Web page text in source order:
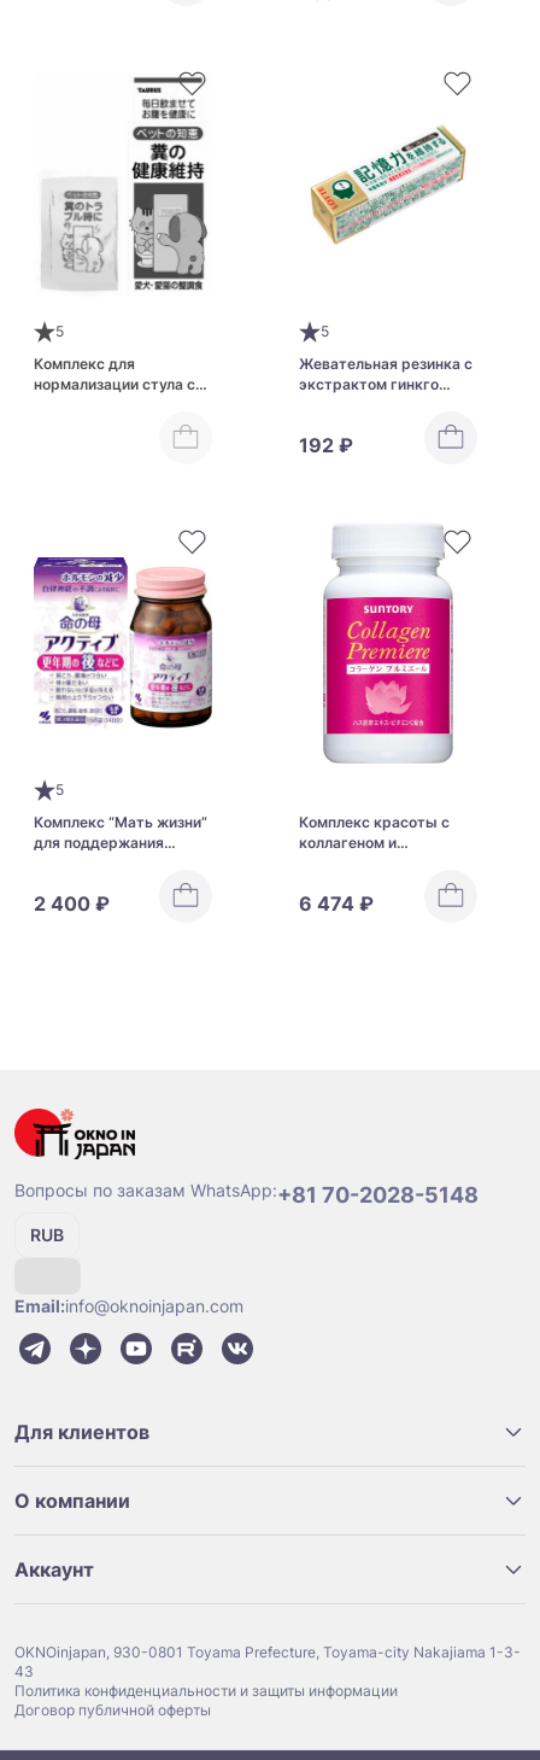
5
Комплекс для
нормализации стула с
кошек и собак TAURUS
5
Жевательная резинка с
экстрактом гинкго
поддержания памяти
Lotte Chewing Gum To
192 ₽
5
Комплекс “Мать жизни”
для поддержания
период постменопаузы
Kobayashi Life Mother
2 400 ₽
Комплекс красоты с
коллагеном и
лотоса Suntory Collagen
Premiere
6 474 ₽
Вопросы по заказам WhatsApp:+81 70-2028-5148
RUB
Email:info@oknoinjapan.com
Для клиентов
О компании
Аккаунт
OKNOinjapan, 930-0801 Toyama Prefecture, Toyama-city Nakajiama 1-3-
43
Политика конфиденциальности и защиты информации
Договор публичной оферты